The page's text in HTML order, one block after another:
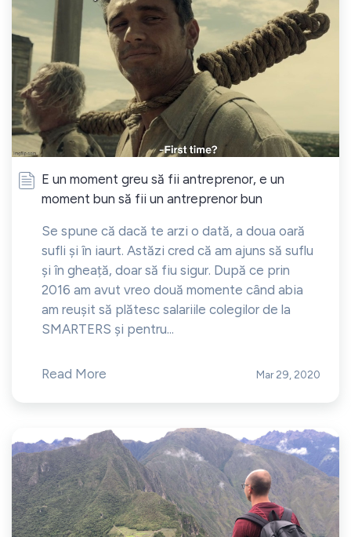
E un moment greu să fii antreprenor, e un
moment bun să fii un antreprenor bun
Se spune că dacă te arzi o dată, a doua oară
sufli și în iaurt. Astăzi cred că am ajuns să suflu
și în gheață, doar să fiu sigur. După ce prin
2016 am avut vreo două momente când abia
am reușit să plătesc salariile colegilor de la
SMARTERS și pentru...
Read More Mar 29, 2020